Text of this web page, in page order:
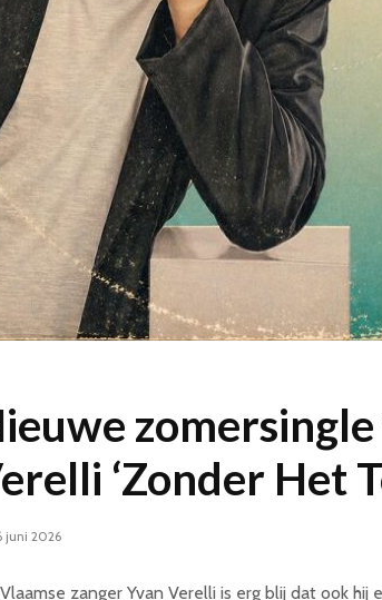
‘Zonder Het
juni 2026
zanger Yvan Verelli is erg blij dat ook